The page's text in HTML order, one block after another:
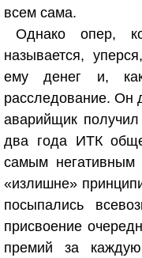
всем сама.
Однако опер,
называется,
ему денег и,
расследование. Он
аварийщик
два года ИТК
самым негативным
«излишне»
посыпались
присвоение
премий за